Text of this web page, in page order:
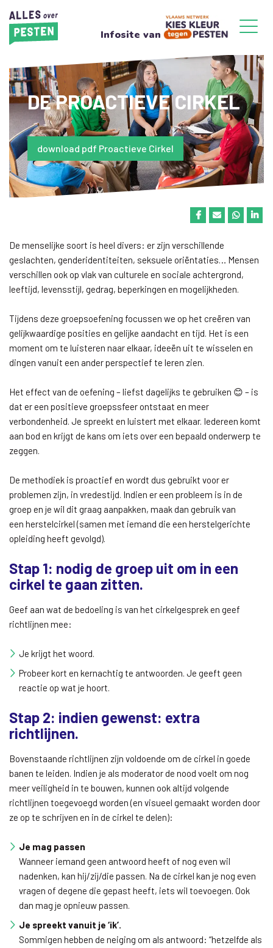
Infosite van
DE PROACTIEVE CIRKEL
download pdf Proactieve Cirkel
De menselijke soort is heel divers: er zijn verschillende
geslachten, genderidentiteiten, seksuele oriëntaties… Mensen
verschillen ook op vlak van culturele en sociale achtergrond,
leeftijd, levensstijl, gedrag, beperkingen en mogelijkheden.
Tijdens deze groepsoefening focussen we op het creëren van
gelijkwaardige posities en gelijke aandacht en tijd. Het is een
moment om te luisteren naar elkaar, ideeën uit te wisselen en
dingen vanuit een ander perspectief te leren zien.
Het effect van de oefening – liefst dagelijks te gebruiken 😊 – is
dat er een positieve groepssfeer ontstaat en meer
verbondenheid. Je spreekt en luistert met elkaar. Iedereen komt
aan bod en krijgt de kans om iets over een bepaald onderwerp te
zeggen.
De methodiek is proactief en wordt dus gebruikt voor er
problemen zijn, in vredestijd. Indien er een probleem is in de
groep en je wil dit graag aanpakken, maak dan gebruik van
een herstelcirkel (samen met iemand die een herstelgerichte
opleiding heeft gevolgd).
Stap 1: nodig de groep uit om in een
cirkel te gaan zitten.
Geef aan wat de bedoeling is van het cirkelgesprek en geef
richtlijnen mee:
Je krijgt het woord.
Probeer kort en kernachtig te antwoorden. Je geeft geen
reactie op wat je hoort.
Stap 2: indien gewenst: extra
richtlijnen.
Bovenstaande richtlijnen zijn voldoende om de cirkel in goede
banen te leiden. Indien je als moderator de nood voelt om nog
meer veiligheid in te bouwen, kunnen ook altijd volgende
richtlijnen toegevoegd worden (en visueel gemaakt worden door
ze op te schrijven en in de cirkel te delen):
Je mag passen
Wanneer iemand geen antwoord heeft of nog even wil
nadenken, kan hij/zij/die passen. Na de cirkel kan je nog even
vragen of degene die gepast heeft, iets wil toevoegen. Ook
dan mag je opnieuw passen.
Je spreekt vanuit je ‘ik’.
Sommigen hebben de neiging om als antwoord: “hetzelfde als